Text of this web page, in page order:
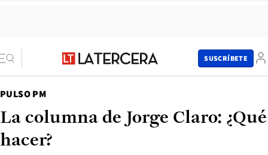
SUSCRÍBETE
PULSO PM
La columna de Jorge Claro: ¿Qué
hacer?